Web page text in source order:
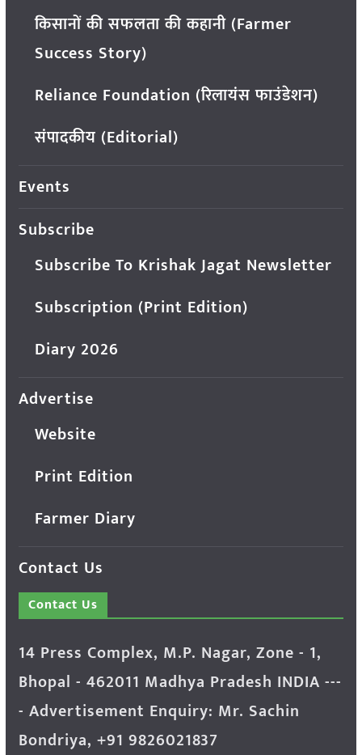
किसानों की सफलता की कहानी (Farmer
Success Story)
Reliance Foundation (रिलायंस फाउंडेशन)
संपादकीय (Editorial)
Events
Subscribe
Subscribe To Krishak Jagat Newsletter
Subscription (Print Edition)
Diary 2026
Advertise
Website
Print Edition
Farmer Diary
Contact Us
Contact Us
14 Press Complex, M.P. Nagar, Zone - 1,
Bhopal - 462011 Madhya Pradesh INDIA ---
- Advertisement Enquiry: Mr. Sachin
Bondriya, +91 9826021837